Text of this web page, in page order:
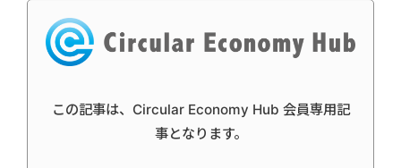
この記事は、Circular Economy Hub 会員専用記
事となります。